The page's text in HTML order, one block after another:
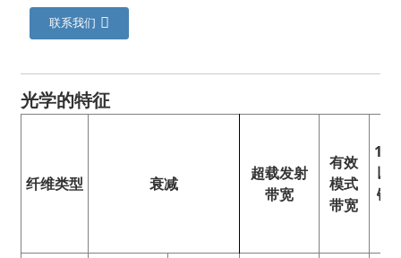
联系我们
光学的特征
纤维类型 衰减
超载发射
带宽
有效
模式
带宽
以
链